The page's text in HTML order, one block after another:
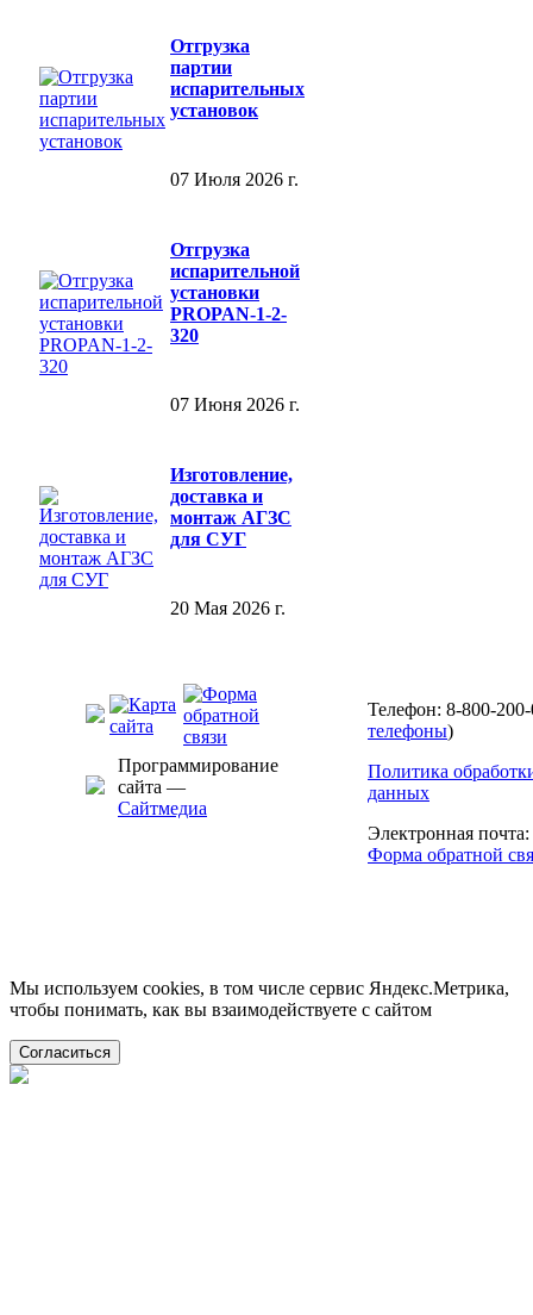
Отгрузка
партии
испарительных
установок
07 Июля 2026 г.
Отгрузка
испарительной
установки
PROPAN-1-2-
320
07 Июня 2026 г.
Изготовление,
доставка и
монтаж АГЗС
для СУГ
20 Мая 2026 г.
Программирование
сайта —
Сайтмедиа
Телефон: 8-800-
телефоны)
Политика
данных
Электронная почта:
Форма обратной
Мы используем cookies, в том числе сервис Яндекс.Метрика,
чтобы понимать, как вы взаимодействуете с сайтом
Согласиться